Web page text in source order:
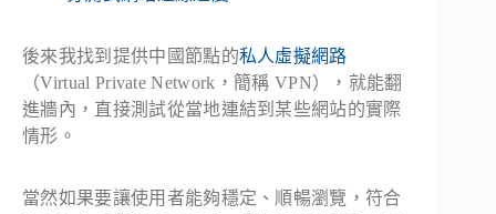
後來我找到提供中國節點的私人虛擬網路
（Virtual Private Network，簡稱 VPN），就能翻
進牆內，直接測試從當地連結到某些網站的實際
情形。
當然如果要讓使用者能夠穩定、順暢瀏覽，符合